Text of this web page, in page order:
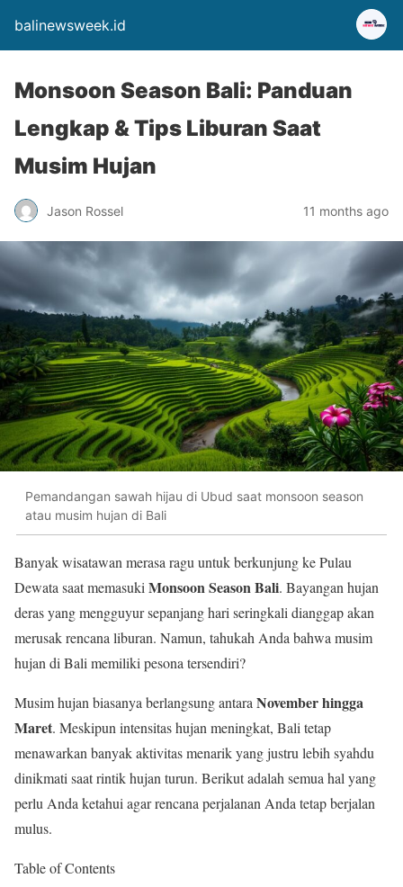
balinewsweek.id
Monsoon Season Bali: Panduan
Lengkap & Tips Liburan Saat
Musim Hujan
Jason Rossel 11 months ago
Pemandangan sawah hijau di Ubud saat monsoon season
atau musim hujan di Bali
Banyak wisatawan merasa ragu untuk berkunjung ke Pulau
Dewata saat memasuki Monsoon Season Bali. Bayangan hujan
deras yang mengguyur sepanjang hari seringkali dianggap akan
merusak rencana liburan. Namun, tahukah Anda bahwa musim
hujan di Bali memiliki pesona tersendiri?
Musim hujan biasanya berlangsung antara November hingga
Maret. Meskipun intensitas hujan meningkat, Bali tetap
menawarkan banyak aktivitas menarik yang justru lebih syahdu
dinikmati saat rintik hujan turun. Berikut adalah semua hal yang
perlu Anda ketahui agar rencana perjalanan Anda tetap berjalan
mulus.
Table of Contents